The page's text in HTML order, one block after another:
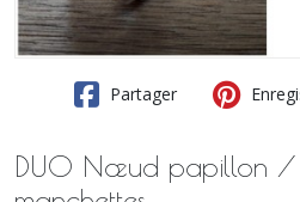
Partager
DUO Nœud papillon /